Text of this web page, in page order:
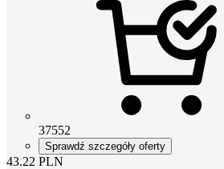
37552
Sprawdź szczegóły oferty
43.22 PLN